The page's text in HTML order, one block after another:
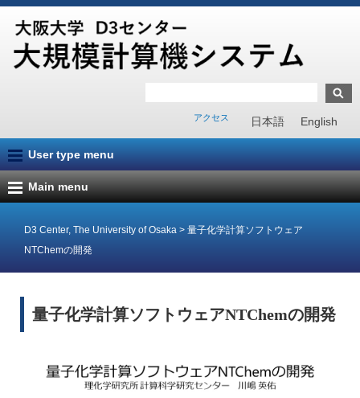
日本語 English
アクセス
User type menu
Main menu
D3 Center, The University of Osaka > 量子化学計算ソフトウェア
NTChemの開発
量子化学計算ソフトウェアNTChemの開発